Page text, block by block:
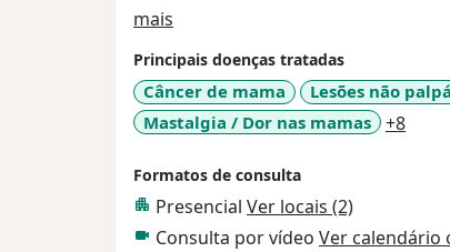
mais
Principais doenças tratadas
Câncer de mama Lesões não
Mastalgia / Dor nas mamas
+8
Formatos de consulta
Presencial Ver locais (2)
Consulta por vídeo Ver calendário